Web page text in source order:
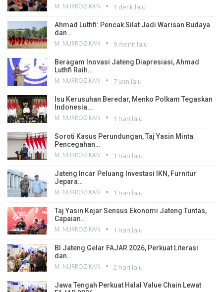
M. NURROZIKAN 1 detik lalu
Ahmad Luthfi: Pencak Silat Jadi Warisan Budaya
dan…
M. NURROZIKAN 9 menit lalu
Beragam Inovasi Jateng Diapresiasi, Ahmad
Luthfi Raih…
M. NURROZIKAN 7 jam lalu
Isu Kerusuhan Beredar, Menko Polkam Tegaskan
Indonesia…
M. NURROZIKAN 1 hari lalu
Soroti Kasus Perundungan, Taj Yasin Minta
Pencegahan…
M. NURROZIKAN 1 hari lalu
Jateng Incar Peluang Investasi IKN, Furnitur
Jepara…
M. NURROZIKAN 1 hari lalu
Taj Yasin Kejar Sensus Ekonomi Jateng Tuntas,
Capaian…
M. NURROZIKAN 1 hari lalu
BI Jateng Gelar FAJAR 2026, Perkuat Literasi
dan…
M. NURROZIKAN 2 hari lalu
Jawa Tengah Perkuat Halal Value Chain Lewat